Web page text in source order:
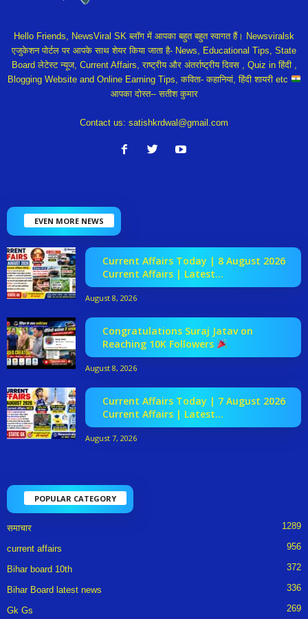
Hello Friends, NewsViral SK ब्लॉग में आपका बहुत बहुत स्वागत हैं। Newsviralsk
एजुकेशन पोर्टल पर आपके साथ शेयर किया जाता है- News, Educational Tips, State
Board लेटेस्ट न्यूज, Current Affairs, राष्ट्रीय और अंतर्राष्ट्रीय दिवस , Quiz in हिंदी ,
Blogging Website and Online Earning Tips, कविता- कहानियां, हिंदी शायरी etc
आपका दोस्त-- सतीश कुमार
Contact us: satishkrdwal@gmail.com
EVEN MORE NEWS
Current Affairs Today | 8 August 2026
Current Affairs | Latest...
August 8, 2026
Congratulations Suraj Jatav on
Reaching 10K Followers
August 8, 2026
Current Affairs Today | 7 August 2026
Current Affairs | Latest...
August 7, 2026
POPULAR CATEGORY
समाचार 1289
current affairs 956
Bihar board 10th 372
Bihar Board latest news 336
Gk Gs 269